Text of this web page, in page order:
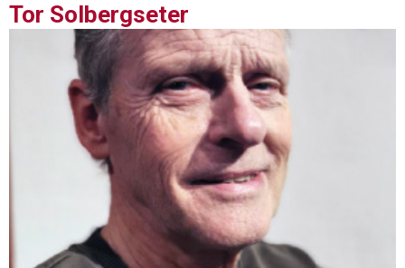
Tor Solbergseter